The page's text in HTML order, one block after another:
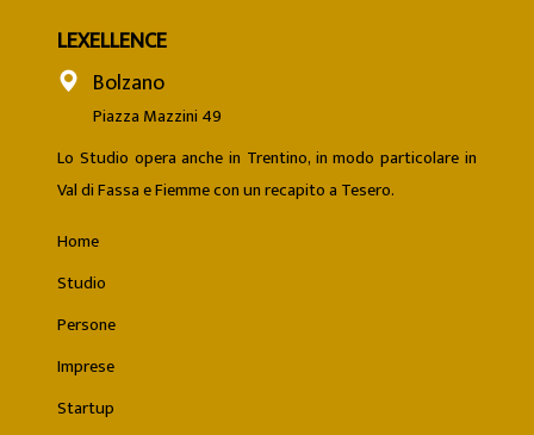
LEXELLENCE
Bolzano
Piazza Mazzini 49
Lo Studio opera anche in Trentino, in modo particolare in
Val di Fassa e Fiemme con un recapito a Tesero.
Home
Studio
Persone
Imprese
Startup